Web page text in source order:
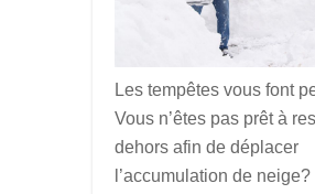
Les tempêtes vous font
Vous n’êtes pas prêt à
dehors afin de déplacer
l’accumulation de neige?